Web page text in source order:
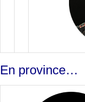
En province…